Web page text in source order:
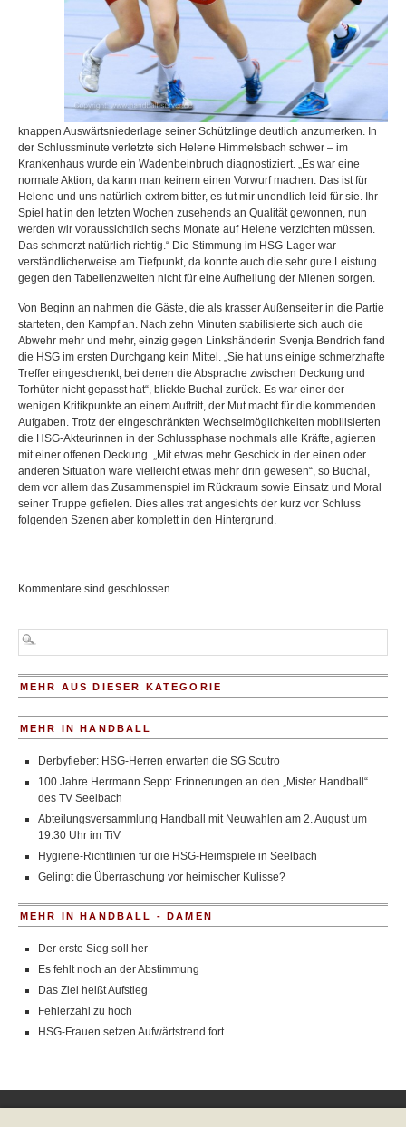
knappen Auswärtsniederlage seiner Schützlinge deutlich anzumerken. In
der Schlussminute verletzte sich Helene Himmelsbach schwer – im
Krankenhaus wurde ein Wadenbeinbruch diagnostiziert. „Es war eine
normale Aktion, da kann man keinem einen Vorwurf machen. Das ist für
Helene und uns natürlich extrem bitter, es tut mir unendlich leid für sie. Ihr
Spiel hat in den letzten Wochen zusehends an Qualität gewonnen, nun
werden wir voraussichtlich sechs Monate auf Helene verzichten müssen.
Das schmerzt natürlich richtig.“ Die Stimmung im HSG-Lager war
verständlicherweise am Tiefpunkt, da konnte auch die sehr gute Leistung
gegen den Tabellenzweiten nicht für eine Aufhellung der Mienen sorgen.
Von Beginn an nahmen die Gäste, die als krasser Außenseiter in die Partie
starteten, den Kampf an. Nach zehn Minuten stabilisierte sich auch die
Abwehr mehr und mehr, einzig gegen Linkshänderin Svenja Bendrich fand
die HSG im ersten Durchgang kein Mittel. „Sie hat uns einige schmerzhafte
Treffer eingeschenkt, bei denen die Absprache zwischen Deckung und
Torhüter nicht gepasst hat“, blickte Buchal zurück. Es war einer der
wenigen Kritikpunkte an einem Auftritt, der Mut macht für die kommenden
Aufgaben. Trotz der eingeschränkten Wechselmöglichkeiten mobilisierten
die HSG-Akteurinnen in der Schlussphase nochmals alle Kräfte, agierten
mit einer offenen Deckung. „Mit etwas mehr Geschick in der einen oder
anderen Situation wäre vielleicht etwas mehr drin gewesen“, so Buchal,
dem vor allem das Zusammenspiel im Rückraum sowie Einsatz und Moral
seiner Truppe gefielen. Dies alles trat angesichts der kurz vor Schluss
folgenden Szenen aber komplett in den Hintergrund.
Kommentare sind geschlossen
MEHR AUS DIESER KATEGORIE
MEHR IN HANDBALL
Derbyfieber: HSG-Herren erwarten die SG Scutro
100 Jahre Herrmann Sepp: Erinnerungen an den „Mister Handball“
des TV Seelbach
Abteilungsversammlung Handball mit Neuwahlen am 2. August um
19:30 Uhr im TiV
Hygiene-Richtlinien für die HSG-Heimspiele in Seelbach
Gelingt die Überraschung vor heimischer Kulisse?
MEHR IN HANDBALL - DAMEN
Der erste Sieg soll her
Es fehlt noch an der Abstimmung
Das Ziel heißt Aufstieg
Fehlerzahl zu hoch
HSG-Frauen setzen Aufwärtstrend fort